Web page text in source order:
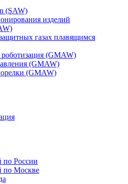
(SAW)
изделий
газах плавящимся
(GMAW)
(GMAW)
(GMAW)
по России
по Москве